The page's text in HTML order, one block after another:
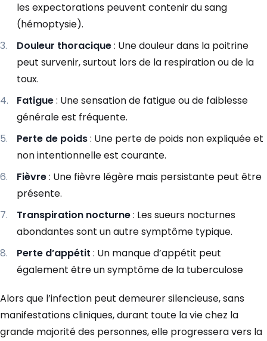
les expectorations peuvent contenir du sang
(hémoptysie).
Douleur thoracique: Une douleur dans la poitrine
peut survenir, surtout lors de la respiration ou de la
toux.
Fatigue: Une sensation de fatigue ou de faiblesse
générale est fréquente.
Perte de poids: Une perte de poids non expliquée et
non intentionnelle est courante.
Fièvre: Une fièvre légère mais persistante peut être
présente.
Transpiration nocturne: Les sueurs nocturnes
abondantes sont un autre symptôme typique.
Perte d’appétit : Un manque d’appétit peut
également être un symptôme de la tuberculose
Alors que l’infection peut demeurer silencieuse, sans
manifestations cliniques, durant toute la vie chez la
grande majorité des personnes, elle progressera vers la